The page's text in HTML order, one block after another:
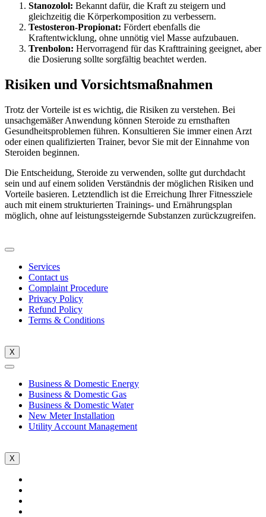
Stanozolol: Bekannt dafür, die Kraft zu steigern und
gleichzeitig die Körperkomposition zu verbessern.
Testosteron-Propionat: Fördert ebenfalls die
Kraftentwicklung, ohne unnötig viel Masse aufzubauen.
Trenbolon: Hervorragend für das Krafttraining geeignet, aber
die Dosierung sollte sorgfältig beachtet werden.
Risiken und Vorsichtsmaßnahmen
Trotz der Vorteile ist es wichtig, die Risiken zu verstehen. Bei
unsachgemäßer Anwendung können Steroide zu ernsthaften
Gesundheitsproblemen führen. Konsultieren Sie immer einen Arzt
oder einen qualifizierten Trainer, bevor Sie mit der Einnahme von
Steroiden beginnen.
Die Entscheidung, Steroide zu verwenden, sollte gut durchdacht
sein und auf einem soliden Verständnis der möglichen Risiken und
Vorteile basieren. Letztendlich ist die Erreichung Ihrer Fitnessziele
auch mit einem strukturierten Trainings- und Ernährungsplan
möglich, ohne auf leistungssteigernde Substanzen zurückzugreifen.
Services
Contact us
Complaint Procedure
Privacy Policy
Refund Policy
Terms & Conditions
X
Business & Domestic Energy
Business & Domestic Gas
Business & Domestic Water
New Meter Installation
Utility Account Management
X